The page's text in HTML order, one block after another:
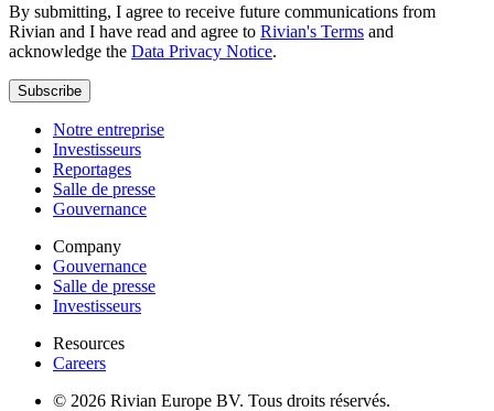
By submitting, I agree to receive future communications from
Rivian and I have read and agree to Rivian's Terms and
acknowledge the Data Privacy Notice.
Subscribe
Notre entreprise
Investisseurs
Reportages
Salle de presse
Gouvernance
Company
Gouvernance
Salle de presse
Investisseurs
Resources
Careers
© 2026 Rivian Europe BV. Tous droits réservés.